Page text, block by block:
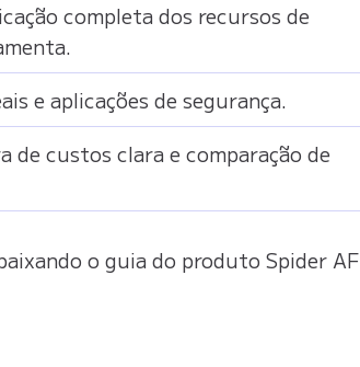
completa dos recursos de
e aplicações de segurança.
de custos clara e comparação de
o guia do produto Spider AF